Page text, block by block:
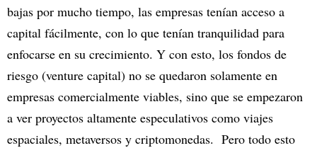
bajas por mucho tiempo, las empresas tenían acceso a
capital fácilmente, con lo que tenían tranquilidad para
enfocarse en su crecimiento. Y con esto, los fondos de
riesgo (venture capital) no se quedaron solamente en
empresas comercialmente viables, sino que se empezaron
a ver proyectos altamente especulativos como viajes
espaciales, metaversos y criptomonedas. Pero todo esto